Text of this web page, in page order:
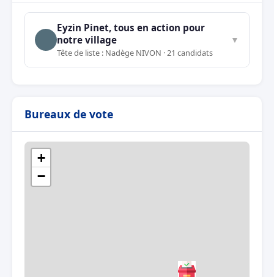
Eyzin Pinet, tous en action pour
notre village
Tête de liste : Nadège NIVON · 21 candidats
▼
Bureaux de vote
+
−